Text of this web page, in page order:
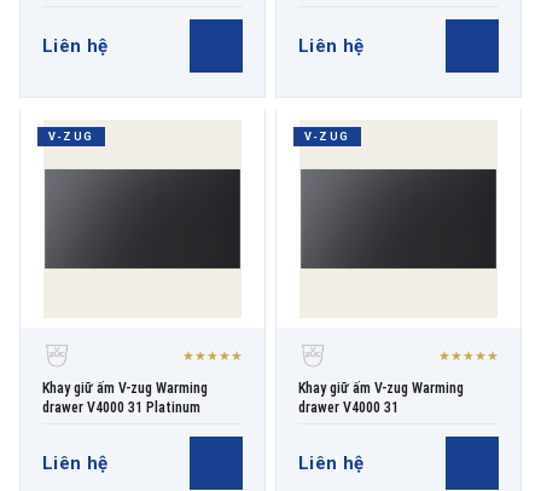
Liên hệ Liên hệ
V-ZUG
★★★★★
Khay giữ ấm V-zug Warming
drawer V4000 31 Platinum
Liên hệ
V-ZUG
★★★★★
Khay giữ ấm V-zug Warming
drawer V4000 31
Liên hệ